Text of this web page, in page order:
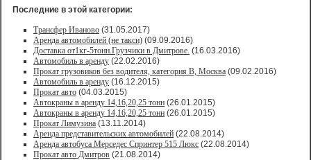
Последние в этой категории:
Трансфер Иваново (31.05.2017)
Аренда автомобилей (не такси) (09.09.2016)
Доставка от1кг-5тонн.Грузчики в Дмитрове. (16.03.2016)
Автомобиль в аренду (22.02.2016)
Прокат грузовиков без водителя, категория В, Москва (09.02.2016)
Автомобиль в аренду (16.12.2015)
Прокат авто (04.03.2015)
Автокраны в аренду 14,16,20,25 тонн (26.01.2015)
Автокраны в аренду 14,16,20,25 тонн (26.01.2015)
Прокат Лимузина (13.11.2014)
Аренда представительских автомобилей (22.08.2014)
Аренда автобуса Мерседес Спринтер 515 Люкс (22.08.2014)
Прокат авто Дмитров (21.08.2014)